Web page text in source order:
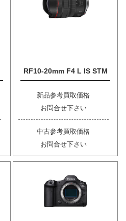
RF10-20mm F4 L IS STM
新品参考買取価格
お問合せ下さい
中古参考買取価格
お問合せ下さい